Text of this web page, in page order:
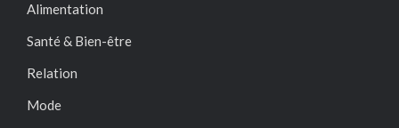
Alimentation
Santé & Bien-être
Relation
Mode